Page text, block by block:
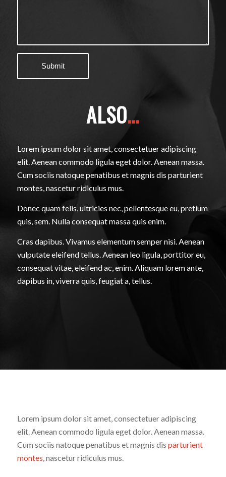
ALSO…
Lorem ipsum dolor sit amet, consectetuer adipiscing
elit. Aenean commodo ligula eget dolor. Aenean massa.
Cum sociis natoque penatibus et magnis dis parturient
montes, nascetur ridiculus mus.
Donec quam felis, ultricies nec, pellentesque eu, pretium
quis, sem. Nulla consequat massa quis enim.
Cras dapibus. Vivamus elementum semper nisi. Aenean
vulputate eleifend tellus. Aenean leo ligula, porttitor eu,
consequat vitae, eleifend ac, enim. Aliquam lorem ante,
dapibus in, viverra quis, feugiat a, tellus.
Lorem ipsum dolor sit amet, consectetuer adipiscing
elit. Aenean commodo ligula eget dolor. Aenean massa.
Cum sociis natoque penatibus et magnis dis parturient
montes , nascetur ridiculus mus.